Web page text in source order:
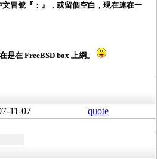
冒號『：』，或留個空白，現在連在一
是在 FreeBSD box 上網。
11-07
quote